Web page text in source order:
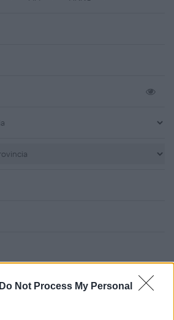
Do Not Process My Personal